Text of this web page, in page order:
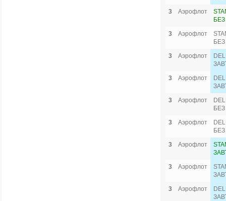
3
Аэрофлот
3
Аэрофлот
3
Аэрофлот
3
Аэрофлот
3
Аэрофлот
3
Аэрофлот
3
Аэрофлот
3
Аэрофлот
3
Аэрофлот